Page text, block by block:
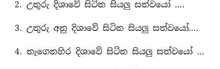
2. උතුරු දිශාවේ සිටින සියලු සත්වයෝ ….
3. උතුරු අනු දිශාවේ සිටින සියලු සත්වයෝ….
4. නැගෙනහිර දිශාවේ සිටින සියලු සත්වයෝ …